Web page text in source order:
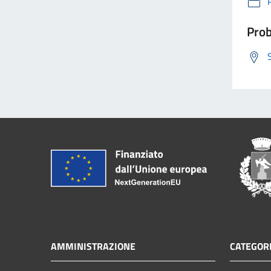
AMMINISTRAZIONE